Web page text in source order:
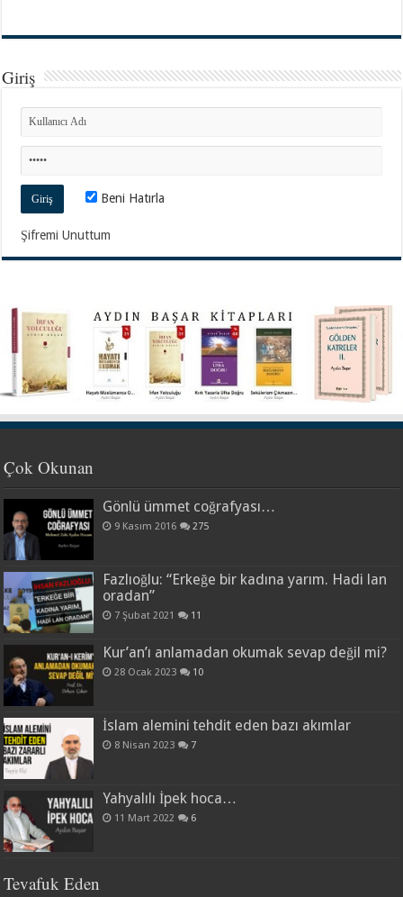
Giriş
Beni Hatırla
Şifremi Unuttum
Çok Okunan
Gönlü ümmet coğrafyası…
9 Kasım 2016 275
Fazlıoğlu: “Erkeğe bir kadına yarım. Hadi lan
oradan”
7 Şubat 2021 11
Kur’an’ı anlamadan okumak sevap değil mi?
28 Ocak 2023 10
İslam alemini tehdit eden bazı akımlar
8 Nisan 2023 7
Yahyalılı İpek hoca…
11 Mart 2022 6
Tevafuk Eden